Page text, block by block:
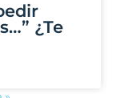
¿Te